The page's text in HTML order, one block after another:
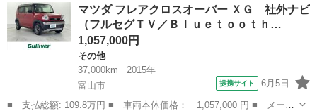
ＣＶＴ 両側スライドドア キーレスエントリー 電動格納ミラー
エアコン パワー...
マツダ フレアクロスオーバー ＸＧ 社外ナビ
（フルセグＴＶ／Ｂｌｕｅｔｏｏｔｈ…
1,057,000円
その他
37,000km
2015年
富山市
提携サイト 6月5日
■ 支払総額: 109.8万円 ■ 車両本体価格： 1,057,000 円 ■ メーカ